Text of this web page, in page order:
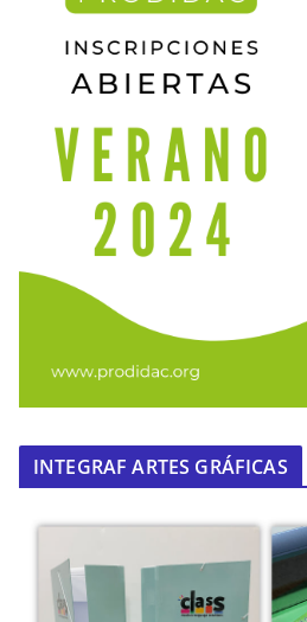
INTEGRAF ARTES GRÁFICAS